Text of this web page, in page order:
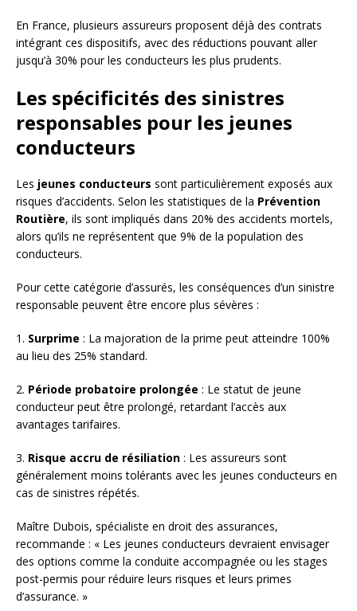
En France, plusieurs assureurs proposent déjà des contrats
intégrant ces dispositifs, avec des réductions pouvant aller
jusqu’à 30% pour les conducteurs les plus prudents.
Les spécificités des sinistres
responsables pour les jeunes
conducteurs
Les jeunes conducteurs sont particulièrement exposés aux
risques d’accidents. Selon les statistiques de la Prévention
Routière, ils sont impliqués dans 20% des accidents mortels,
alors qu’ils ne représentent que 9% de la population des
conducteurs.
Pour cette catégorie d’assurés, les conséquences d’un sinistre
responsable peuvent être encore plus sévères :
1. Surprime : La majoration de la prime peut atteindre 100%
au lieu des 25% standard.
2. Période probatoire prolongée : Le statut de jeune
conducteur peut être prolongé, retardant l’accès aux
avantages tarifaires.
3. Risque accru de résiliation : Les assureurs sont
généralement moins tolérants avec les jeunes conducteurs en
cas de sinistres répétés.
Maître Dubois, spécialiste en droit des assurances,
recommande : « Les jeunes conducteurs devraient envisager
des options comme la conduite accompagnée ou les stages
post-permis pour réduire leurs risques et leurs primes
d’assurance. »